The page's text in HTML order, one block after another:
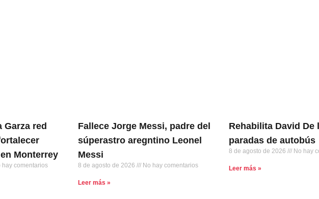
Garza red
Monterrey
comentarios
Fallece Jorge Messi, padre del
súperastro aregntino Leonel
Messi
8 de agosto de 2026 No hay comentarios
Leer más »
Rehabilita David De
paradas de autobús
8 de agosto de 2026 No hay
Leer más »